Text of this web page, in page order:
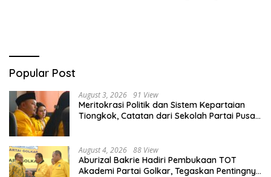
Popular Post
August 3, 2026 91 View
Meritokrasi Politik dan Sistem Kepartaian
Tiongkok, Catatan dari Sekolah Partai Pusat
August 4, 2026 88 View
Aburizal Bakrie Hadiri Pembukaan TOT
Akademi Partai Golkar, Tegaskan Pentingnya